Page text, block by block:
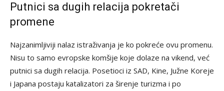
Putnici sa dugih relacija pokretači
promene
Najzanimljiviji nalaz istraživanja je ko pokreće ovu promenu.
Nisu to samo evropske komšije koje dolaze na vikend, već
putnici sa dugih relacija. Posetioci iz SAD, Kine, Južne Koreje
i Japana postaju katalizatori za širenje turizma i po